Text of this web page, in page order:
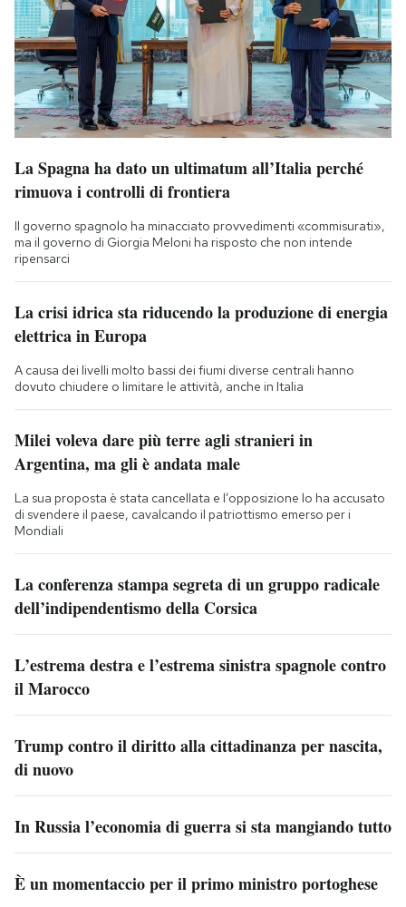
La Spagna ha dato un ultimatum all’Italia perché
rimuova i controlli di frontiera
Il governo spagnolo ha minacciato provvedimenti «commisurati»,
ma il governo di Giorgia Meloni ha risposto che non intende
ripensarci
La crisi idrica sta riducendo la produzione di energia
elettrica in Europa
A causa dei livelli molto bassi dei fiumi diverse centrali hanno
dovuto chiudere o limitare le attività, anche in Italia
Milei voleva dare più terre agli stranieri in
Argentina, ma gli è andata male
La sua proposta è stata cancellata e l’opposizione lo ha accusato
di svendere il paese, cavalcando il patriottismo emerso per i
Mondiali
La conferenza stampa segreta di un gruppo radicale
dell’indipendentismo della Corsica
L’estrema destra e l’estrema sinistra spagnole contro
il Marocco
Trump contro il diritto alla cittadinanza per nascita,
di nuovo
In Russia l’economia di guerra si sta mangiando tutto
È un momentaccio per il primo ministro portoghese